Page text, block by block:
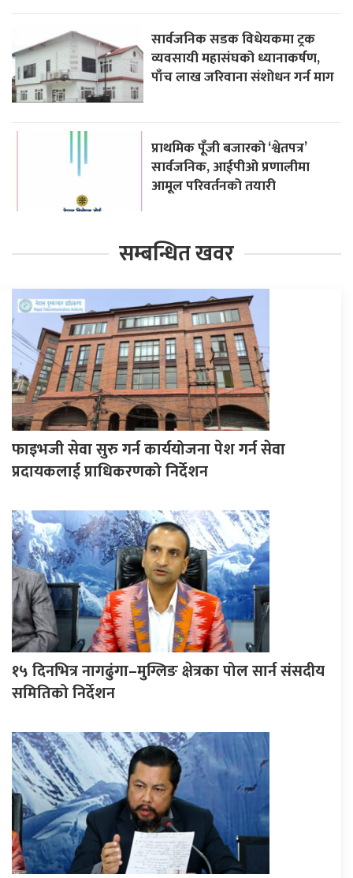
सार्वजनिक सडक विधेयकमा ट्रक
व्यवसायी महासंघको ध्यानाकर्षण,
पाँच लाख जरिवाना संशोधन गर्न माग
प्राथमिक पूँजी बजारको ‘श्वेतपत्र’
सार्वजनिक, आईपीओ प्रणालीमा
आमूल परिवर्तनको तयारी
सम्बन्धित खवर
फाइभजी सेवा सुरु गर्न कार्ययोजना पेश गर्न सेवा
प्रदायकलाई प्राधिकरणको निर्देशन
१५ दिनभित्र नागढुंगा–मुग्लिङ क्षेत्रका पोल सार्न संसदीय
समितिको निर्देशन